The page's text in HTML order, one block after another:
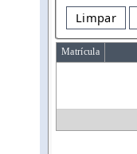
Limpar
Matrícula